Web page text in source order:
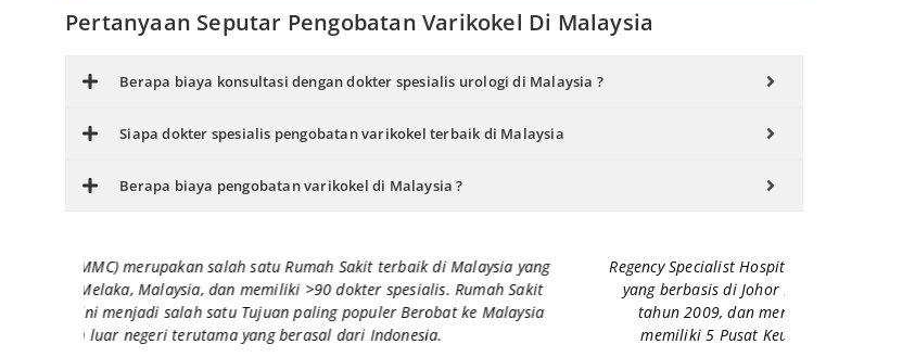
Pertanyaan Seputar Pengobatan Varikokel Di Malaysia
Berapa biaya konsultasi dengan dokter spesialis urologi di Malaysia ?
Siapa dokter spesialis pengobatan varikokel terbaik di Malaysia
Berapa biaya pengobatan varikokel di Malaysia ?
Regency Specialist Hospital (Regency) merupakan salah satu Rumah Sakit terbaik di Malaysia
yang berbasis di Johor Bahru. Rumah Sakit Regency Specialist Hospital ini didirikan pada
tahun 2009, dan menjadi Salah Satu Rumah Sakit rujukan pasien internasional yang
memiliki 5 Pusat Keunggulan dengan 50+ Dokter Spesialis Lulusan Terbaik dibidang